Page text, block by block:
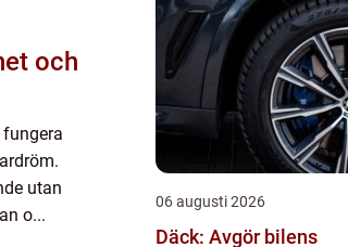
och
utan
o...
06 augusti 2026
Däck: Avgör bilens